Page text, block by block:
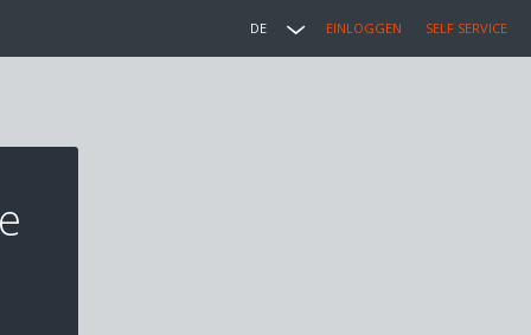
DE EINLOGGEN SELF SERVICE